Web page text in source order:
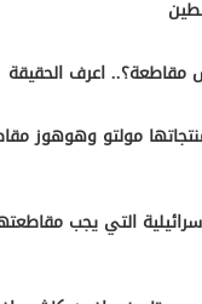
اعرف الحقيقة
مولتو وهوهوز